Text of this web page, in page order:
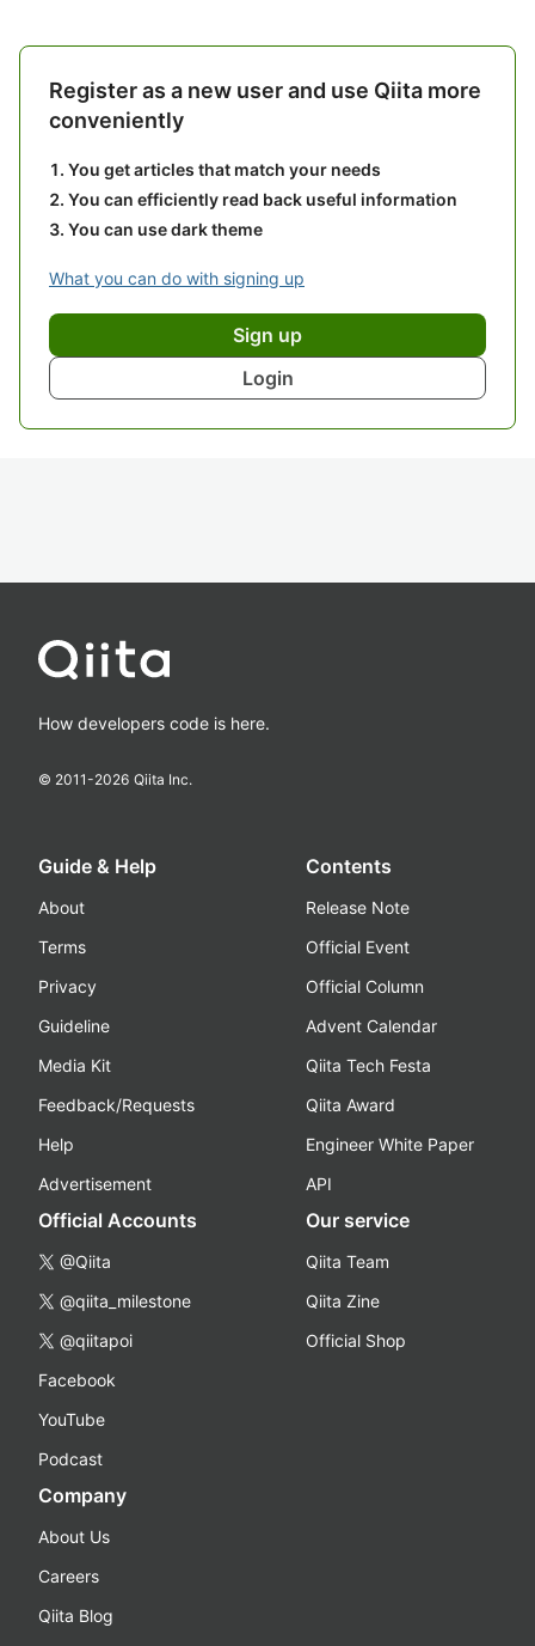
Register as a new user and use Qiita more
conveniently
You get articles that match your needs
You can efficiently read back useful information
You can use dark theme
What you can do with signing up
Sign up
Login
How developers code is here.
© 2011-2026 Qiita Inc.
Guide & Help
About
Terms
Privacy
Guideline
Media Kit
Feedback/Requests
Help
Advertisement
Contents
Release Note
Official Event
Official Column
Advent Calendar
Qiita Tech Festa
Qiita Award
Engineer White Paper
API
Official Accounts
@Qiita
@qiita_milestone
@qiitapoi
Facebook
YouTube
Podcast
Our service
Qiita Team
Qiita Zine
Official Shop
Company
About Us
Careers
Qiita Blog